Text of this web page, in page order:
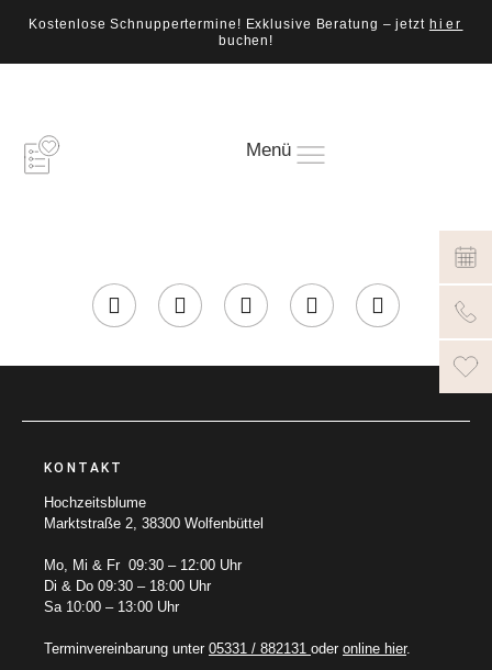
Kostenlose Schnuppertermine! Exklusive Beratung – jetzt hier
buchen!
Menü
KONTAKT
Hochzeitsblume
Marktstraße 2, 38300 Wolfenbüttel
Mo, Mi & Fr 09:30 – 12:00 Uhr
Di & Do 09:30 – 18:00 Uhr
Sa 10:00 – 13:00 Uhr
Terminvereinbarung unter 05331 / 882131 oder online hier.